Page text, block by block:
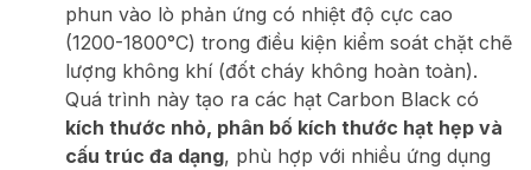
phun vào lò phản ứng có nhiệt độ cực cao
(1200-1800°C) trong điều kiện kiểm soát chặt chẽ
lượng không khí (đốt cháy không hoàn toàn).
Quá trình này tạo ra các hạt Carbon Black có
kích thước nhỏ, phân bố kích thước hạt hẹp và
cấu trúc đa dạng, phù hợp với nhiều ứng dụng